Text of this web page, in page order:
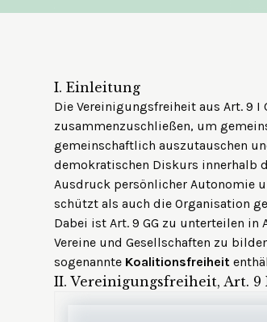
I. Einleitung
Die Vereinigungsfreiheit aus Art. 9
zusammenzuschließen, um
gemeinschaftlich auszutauschen
demokratischen Diskurs innerhalb
Ausdruck persönlicher Autonomie
schützt als auch die Organisation
Dabei ist Art. 9 GG zu unterteilen in
Vereine und Gesellschaften zu
sogenannte Koalitionsfreiheit
II. Vereinigungsfreiheit, Art. 9